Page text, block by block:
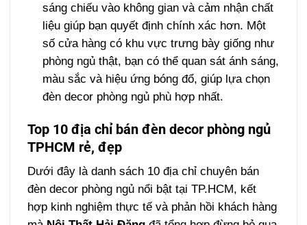
sáng chiếu vào không gian và cảm nhận chất
liệu giúp bạn quyết định chính xác hơn. Một
số cửa hàng có khu vực trưng bày giống như
phòng ngủ thật, bạn có thể quan sát ánh sáng,
màu sắc và hiệu ứng bóng đổ, giúp lựa chọn
đèn decor phòng ngủ phù hợp nhất.
Top 10 địa chỉ bán đèn decor phòng ngủ
TPHCM rẻ, đẹp
Dưới đây là danh sách 10 địa chỉ chuyên bán
đèn decor phòng ngủ nổi bật tại TP.HCM, kết
hợp kinh nghiệm thực tế và phản hồi khách hàng